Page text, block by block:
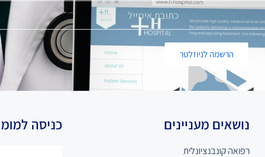
הרשמה לניוזלטר
נושאים מעניינים
רפואה קונבנציונלית
כניסה